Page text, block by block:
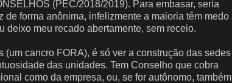
(PEC/2018/2019). Para embasar, seria
de forma anônima, infelizmente a maioria têm medo
deixo meu recado abertamente, sem receio.
(um cancro FORA), é só ver a construção das sedes
das unidades. Tem Conselho que cobra
como da empresa, ou, se for autônomo, também